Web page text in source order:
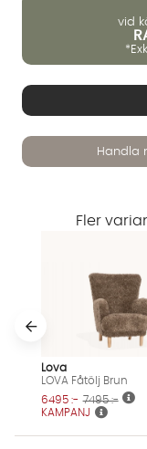
vid
Handla
Fler
Lova
LOVA Fåtölj Brun
KAMPANJ
6495 :- 7495 :-
Vi använder AI
sparas i upp till
inte dina
Jag